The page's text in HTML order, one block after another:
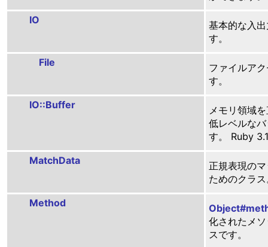
IO
基本的な入
す。
File
ファイルア
す。
IO::Buffer
メモリ領域
低レベルな
す。 Ruby
MatchData
正規表現の
ためのクラ
Method
化されたメ
スです。